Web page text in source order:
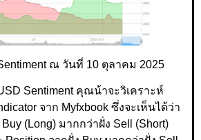
ณ วันที่ 10 ตุลาคม 2025
Sentiment คุณน้าจะวิเคราะห์
จาก Myfxbook ซึ่งจะเห็นได้ว่า
(Long) มากกว่าฝั่ง Sell (Short)